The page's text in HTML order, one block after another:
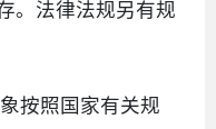
。法律法规另有规
按照国家有关规